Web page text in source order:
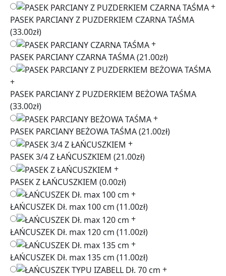
+
PASEK PARCIANY Z PUZDERKIEM CZARNA TAŚMA
(33.00zł)
+
PASEK PARCIANY CZARNA TAŚMA(21.00zł)
+
PASEK PARCIANY Z PUZDERKIEM BEŻOWA TAŚMA
(33.00zł)
+
PASEK PARCIANY BEŻOWA TAŚMA(21.00zł)
+
PASEK 3/4 Z ŁAŃCUSZKIEM (21.00zł)
+
PASEK Z ŁAŃCUSZKIEM (0.00zł)
+
ŁAŃCUSZEK Dł. max 100 cm (11.00zł)
+
ŁAŃCUSZEK Dł. max 120 cm (11.00zł)
+
ŁAŃCUSZEK Dł. max 135 cm (11.00zł)
+